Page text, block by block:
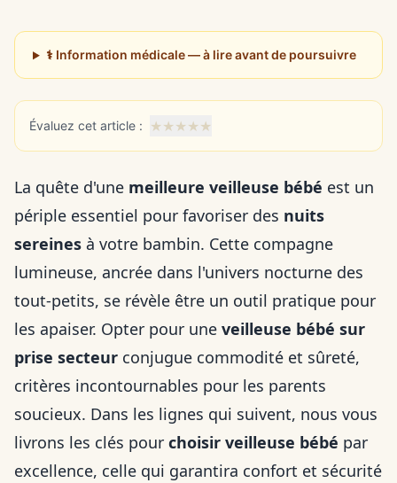
⚕️ Information médicale — à lire avant de poursuivre
Évaluez cet article : ★★★★★
La quête d'une meilleure veilleuse bébé est un
périple essentiel pour favoriser des nuits
sereines à votre bambin. Cette compagne
lumineuse, ancrée dans l'univers nocturne des
tout-petits, se révèle être un outil pratique pour
les apaiser. Opter pour une veilleuse bébé sur
prise secteur conjugue commodité et sûreté,
critères incontournables pour les parents
soucieux. Dans les lignes qui suivent, nous vous
livrons les clés pour choisir veilleuse bébé par
excellence, celle qui garantira confort et sécurité